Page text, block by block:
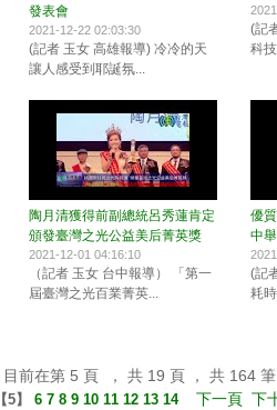
發表會
2021-12-22 02:03:30
(記者 玉女 高雄報導) 冷冷的天
讓人感受到耶誕氛...
(記
科
陶月清獲得前副總統呂秀蓮肯定
頒發臺灣之光公益美后菁英獎
2021-12-01 04:16:10
（記者 玉女 台中報導） 「第一
屆臺灣之光百業菁英...
優
中
(記
耗
目前在第 5 頁 ， 共 19 頁 ， 共 164 筆
【5】 6 7 8 9 10 11 12 13 14 下一頁 下